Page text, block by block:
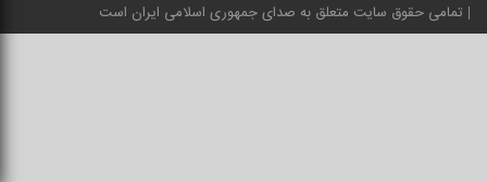
تمامی حقوق سایت متعلق به صدای جمهوری اسلامی ایران است